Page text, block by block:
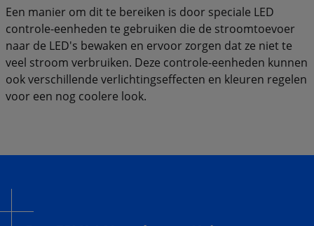
Een manier om dit te bereiken is door speciale LED
controle-eenheden te gebruiken die de stroomtoevoer
naar de LED's bewaken en ervoor zorgen dat ze niet te
veel stroom verbruiken. Deze controle-eenheden kunnen
ook verschillende verlichtingseffecten en kleuren regelen
voor een nog coolere look.